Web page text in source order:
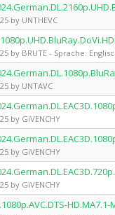
by UNTHEVC
by BRUTE - Sprache:
by UNTAVC
by GiVENCHY
by GiVENCHY
by GiVENCHY
HD.MA7.1-